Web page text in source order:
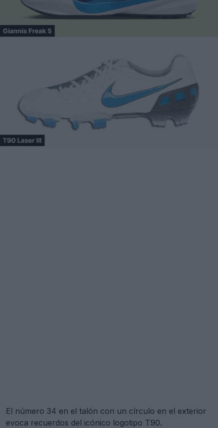
El número 34 en el talón con un círculo en el exterior
evoca recuerdos del icónico logotipo T90.